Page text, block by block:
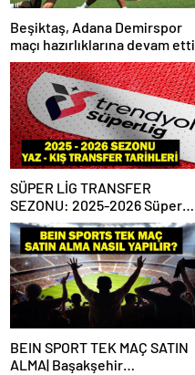
Beşiktaş, Adana Demirspor
maçı hazırlıklarına devam etti
SÜPER LİG TRANSFER
SEZONU: 2025-2026 Süper
Lig Yaz Transfer Sezonu Ne
Zaman Başlayacak? Kış
Transfer Sezonu Ne Zaman
Başlayacak? TFF Açıkladı!
BEIN SPORT TEK MAÇ SATIN
ALMA| Başakşehir